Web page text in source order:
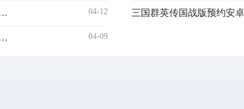
链接 三国群英传国战版最新下载安装链接 04-12
安装链接推荐 三国群英传国战版怎么下载 04-09